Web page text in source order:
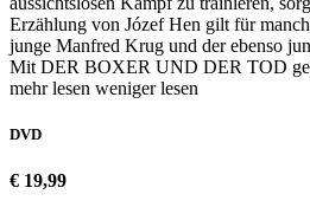
Erzählung von Józef Hen gilt für
junge Manfred Krug und der ebenso
Mit DER BOXER UND DER TOD
mehr lesen weniger lesen
DVD
€ 19,99